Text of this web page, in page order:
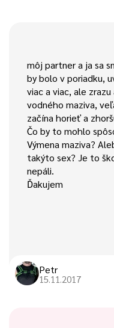
môj partner a ja sa
by bolo v poriadku,
viac a viac, ale
vodného maziva,
začína horieť a
Čo by to mohlo
Výmena maziva?
takýto sex? Je to
nepáli.
Ďakujem
Petr
15.11.2017